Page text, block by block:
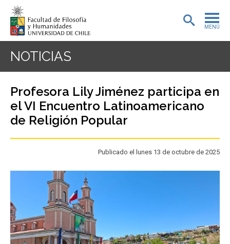
MENÚ
PREGRADO
POSTGRADO
DEPARTAMENTOS
FACULTAD
NOTICIAS
Profesora Lily Jiménez participa en
el VI Encuentro Latinoamericano
de Religión Popular
Publicado el lunes 13 de octubre de 2025